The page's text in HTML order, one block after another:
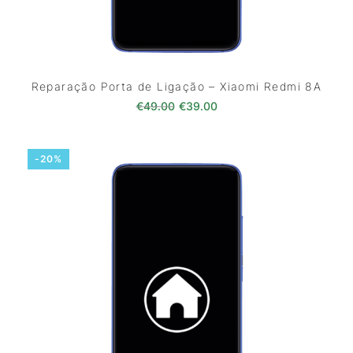
Reparação Porta de Ligação – Xiaomi Redmi 8A
€49.00 O preço original era: €49.00.
€39.00O preço atual é:
-20%